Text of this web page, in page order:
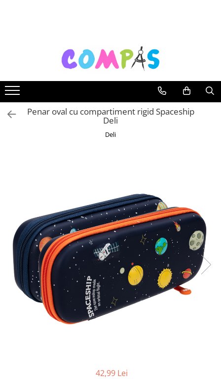
Noutăți Librăria Compas
Souvenir România
Rechizite școlare
Instrumente de scris
Stilouri școlare
Radiere
Ascutițori
Corectoare și lipici
Mine și rezerve
Cretă școlară și creativă
Accesorii școlare
Coperți caiete si cărți
Etichete școlare
Carnete pentru elevi
Penar oval cu compartiment rigid Spaceship
Deli
Deli
42,99 Lei